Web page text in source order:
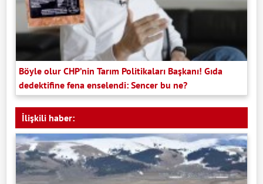
Böyle olur CHP’nin Tarım Politikaları Başkanı! Gıda
dedektifine fena enselendi: Sencer bu ne?
İlişkili haber: